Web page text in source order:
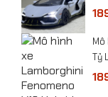
​Mô hình xe
Tỷ